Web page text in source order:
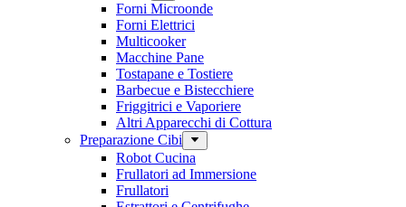
Forni Microonde
Forni Elettrici
Multicooker
Macchine Pane
Tostapane e Tostiere
Barbecue e Bistecchiere
Friggitrici e Vaporiere
Altri Apparecchi di Cottura
Preparazione Cibi
Robot Cucina
Frullatori ad Immersione
Frullatori